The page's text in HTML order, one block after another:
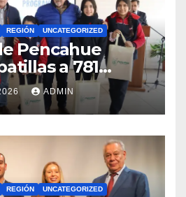
REGIÓN UNCATEGORIZED
Pencahue
a 781
con recursos del
ADMIN
REGIÓN UNCATEGORIZED